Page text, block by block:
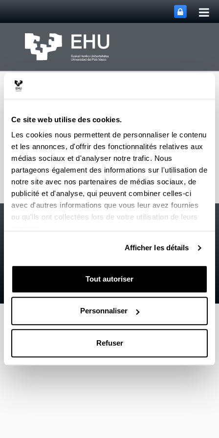
Ce site web utilise des cookies.
Les cookies nous permettent de personnaliser le contenu
et les annonces, d'offrir des fonctionnalités relatives aux
médias sociaux et d'analyser notre trafic. Nous
partageons également des informations sur l'utilisation de
notre site avec nos partenaires de médias sociaux, de
publicité et d'analyse, qui peuvent combiner celles-ci
avec d'autres informations que vous leur avez fournies
ou qu'ils ont collectées lors de votre utilisation de leurs
Afficher les détails
Tout autoriser
Personnaliser
Refuser
la
David Hoyos MenuBasculer la
Accesibilité
Information légale
Aide